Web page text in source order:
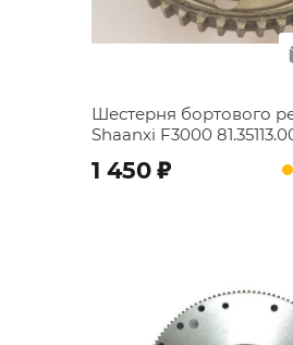
Шестерня бортового
Shaanxi F3000
1 450 ;